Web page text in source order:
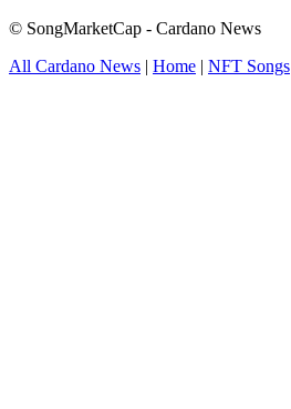
© SongMarketCap - Cardano News
All Cardano News | Home | NFT Songs